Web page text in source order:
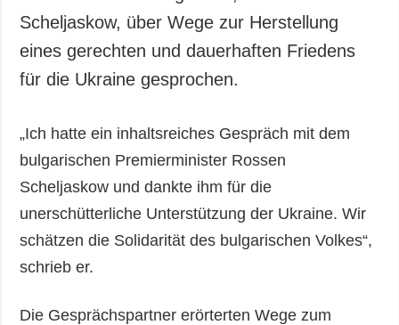
Notfälle
ZUSÄTZLICH
Veröffentlichungen
Fotos
Video
LEISTUNGEN
Scheljaskow, über Wege zur Herstellung
eines gerechten und dauerhaften Friedens
für die Ukraine gesprochen.
„Ich hatte ein inhaltsreiches Gespräch mit dem
bulgarischen Premierminister Rossen
Scheljaskow und dankte ihm für die
unerschütterliche Unterstützung der Ukraine. Wir
schätzen die Solidarität des bulgarischen Volkes“,
schrieb er.
Die Gesprächspartner erörterten Wege zum